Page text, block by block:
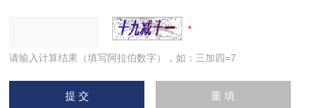
请输入计算结果（填写阿拉伯数字），如：三加四=7